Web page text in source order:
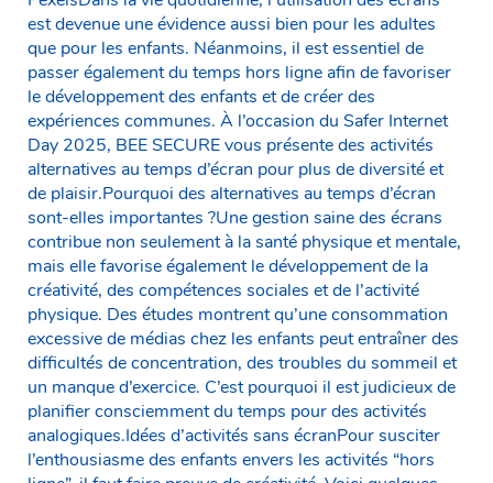
est devenue une évidence aussi bien pour les adultes
que pour les enfants. Néanmoins, il est essentiel de
passer également du temps hors ligne afin de favoriser
le développement des enfants et de créer des
expériences communes. À l’occasion du Safer Internet
Day 2025, BEE SECURE vous présente des activités
alternatives au temps d’écran pour plus de diversité et
de plaisir.Pourquoi des alternatives au temps d’écran
sont-elles importantes ?Une gestion saine des écrans
contribue non seulement à la santé physique et mentale,
mais elle favorise également le développement de la
créativité, des compétences sociales et de l’activité
physique. Des études montrent qu’une consommation
excessive de médias chez les enfants peut entraîner des
difficultés de concentration, des troubles du sommeil et
un manque d’exercice. C’est pourquoi il est judicieux de
planifier consciemment du temps pour des activités
analogiques.Idées d’activités sans écranPour susciter
l’enthousiasme des enfants envers les activités “hors